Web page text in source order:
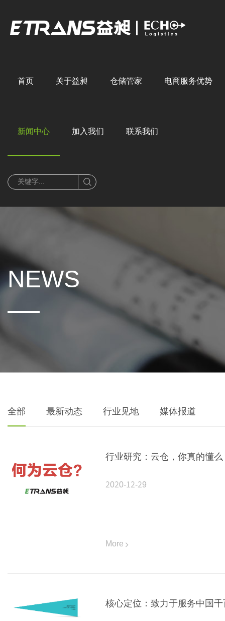
首页 关于益昶
公司简介 发展历程 企业文化
仓储管家
核心定位 服务模式
电商服务优势
二十年经验 仓网体系
新闻中心
动态 行业见地 媒体报道
加入我们
社会招聘
联系我们
NEWS
全部 最新动态 行业见地 媒体报道
行业研究：云仓，你真的懂么
2020-12-29
More
核心定位：致力于服务中国